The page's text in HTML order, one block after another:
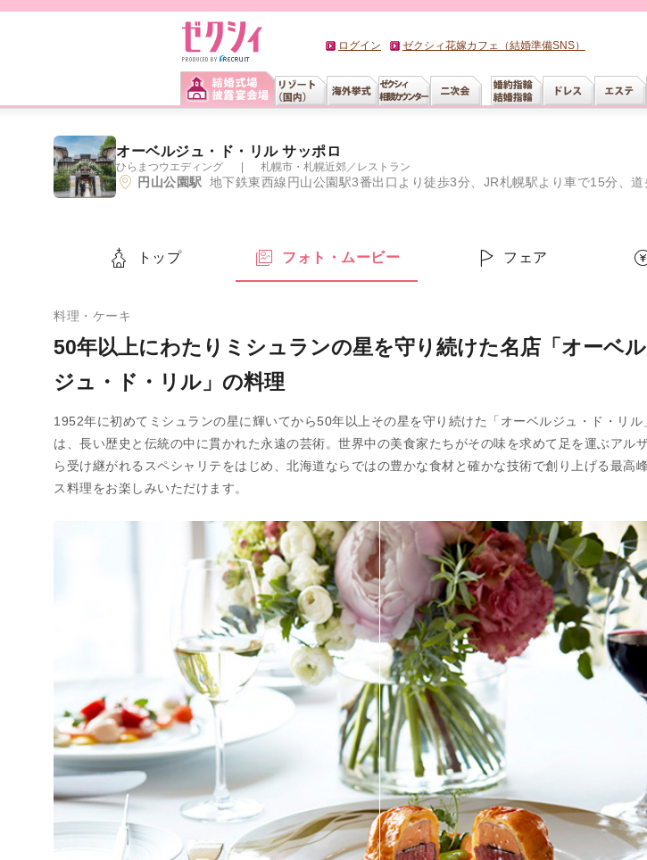
ログイン ゼクシィ花嫁カフェ（結婚準備SNS）
オーベルジュ・ド・リル サッポロ
ひらまつウエディング 札幌市・札幌近郊 ／ レストラン
円山公園駅 地下鉄東西線円山公園駅3番出口より徒歩3分、JR札幌駅より車で15分、
トップ フォト・ムービー フェア
50年以上にわたりミシュランの星を守り続けた名店「オーベル
ジュ・ド・リル」の料理
料理・ケーキ
1952年に初めてミシュランの星に輝いてから50年以上その星を守り続けた「オーベルジュ・ド・リル
は、長い歴史と伝統の中に貫かれた永遠の芸術。世界中の美食家たちがその味を求めて足を運ぶアル
ら受け継がれるスペシャリテをはじめ、北海道ならではの豊かな食材と確かな技術で創り上げる最高
ス料理をお楽しみいただけます。